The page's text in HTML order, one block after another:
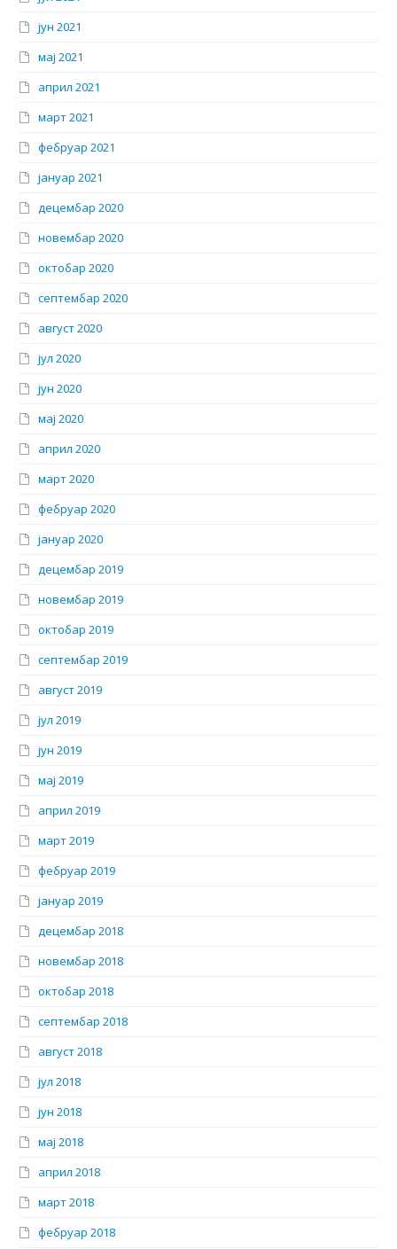
јун 2021
мај 2021
април 2021
март 2021
фебруар 2021
јануар 2021
децембар 2020
новембар 2020
октобар 2020
септембар 2020
август 2020
јул 2020
јун 2020
мај 2020
април 2020
март 2020
фебруар 2020
јануар 2020
децембар 2019
новембар 2019
октобар 2019
септембар 2019
август 2019
јул 2019
јун 2019
мај 2019
април 2019
март 2019
фебруар 2019
јануар 2019
децембар 2018
новембар 2018
октобар 2018
септембар 2018
август 2018
јул 2018
јун 2018
мај 2018
април 2018
март 2018
фебруар 2018